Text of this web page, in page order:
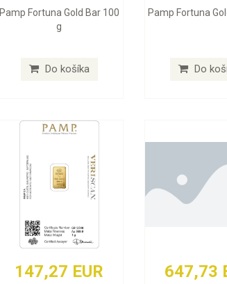
Pamp Fortuna Gold Bar 100
g
Do košíka
Pamp Fortuna
Do
147,27 EUR 647,73